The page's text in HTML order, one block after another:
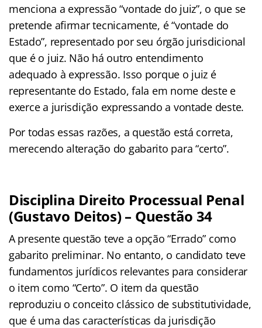
menciona a expressão “vontade do juiz”, o que se
pretende afirmar tecnicamente, é “vontade do
Estado”, representado por seu órgão jurisdicional
que é o juiz. Não há outro entendimento
adequado à expressão. Isso porque o juiz é
representante do Estado, fala em nome deste e
exerce a jurisdição expressando a vontade deste.
Por todas essas razões, a questão está correta,
merecendo alteração do gabarito para “certo”.
Disciplina Direito Processual Penal
(Gustavo Deitos) – Questão 34
A presente questão teve a opção “Errado” como
gabarito preliminar. No entanto, o candidato teve
fundamentos jurídicos relevantes para considerar
o item como “Certo”. O item da questão
reproduziu o conceito clássico de substitutividade,
que é uma das características da jurisdição